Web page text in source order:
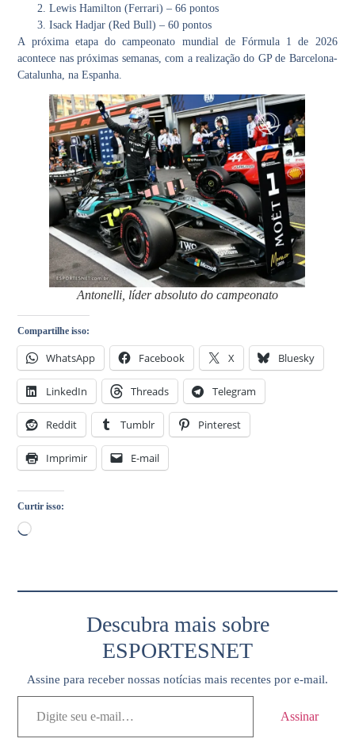
Lewis Hamilton (Ferrari) – 66 pontos
Isack Hadjar (Red Bull) – 60 pontos
A próxima etapa do campeonato mundial de Fórmula 1 de 2026
acontece nas próximas semanas, com a realização do GP de Barcelona-
Catalunha, na Espanha.
Antonelli, líder absoluto do campeonato
Compartilhe isso:
WhatsApp Facebook X Bluesky
LinkedIn Threads Telegram
Reddit Tumblr Pinterest
Imprimir E-mail
Curtir isso:
Descubra mais sobre
ESPORTESNET
Assine para receber nossas notícias mais recentes por e-mail.
Assinar